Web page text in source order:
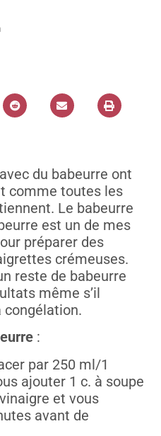
du babeurre ont
comme toutes les
Le babeurre
est un de mes
préparer des
crémeuses.
reste de babeurre
même s’il
congélation.
:
par 250 ml/1
ajouter 1 c. à soupe
et vous
avant de